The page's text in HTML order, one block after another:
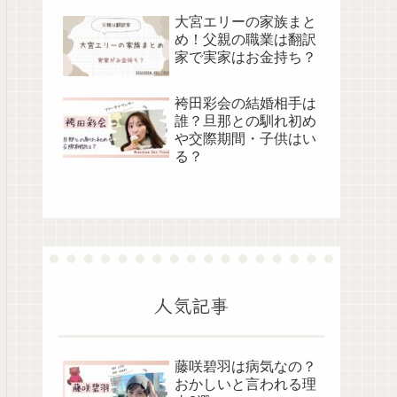
大宮エリーの家族まと
め！父親の職業は翻訳
家で実家はお金持ち？
袴田彩会の結婚相手は
誰？旦那との馴れ初め
や交際期間・子供はい
る？
人気記事
藤咲碧羽は病気なの？
おかしいと言われる理